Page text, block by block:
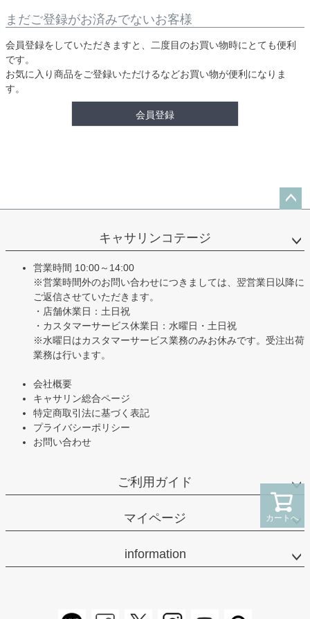
カートへ
まだご登録がお済みでないお客様
会員登録をしていただきますと、二度目のお買い物時にとても便利
です。
お気に入り商品をご登録いただけるなどお買い物が便利になりま
す。
会員登録
ップ
キャサリンコテージ
営業時間 10:00～14:00
※営業時間外のお問い合わせにつきましては、翌営業日以降に
ご返信させていただきます。
・店舗休業日：土日祝
・カスタマーサービス休業日：水曜日・土日祝
※水曜日はカスタマーサービス業務のみお休みです。受注出荷
業務は行います。
会社概要
キャサリン総合ページ
特定商取引法に基づく表記
プライバシーポリシー
お問い合わせ
ご利用ガイド
マイページ
information